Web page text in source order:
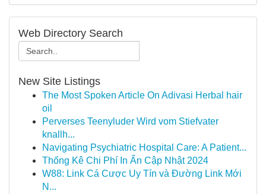
Web Directory Search
New Site Listings
The Most Spoken Article On Adivasi Herbal hair
oil
Perverses Teenyluder Wird vom Stiefvater
knallh...
Navigating Psychiatric Hospital Care: A Patient...
Thống Kê Chi Phí In Ấn Cập Nhật 2024
W88: Link Cá Cược Uy Tín và Đường Link Mới
N...